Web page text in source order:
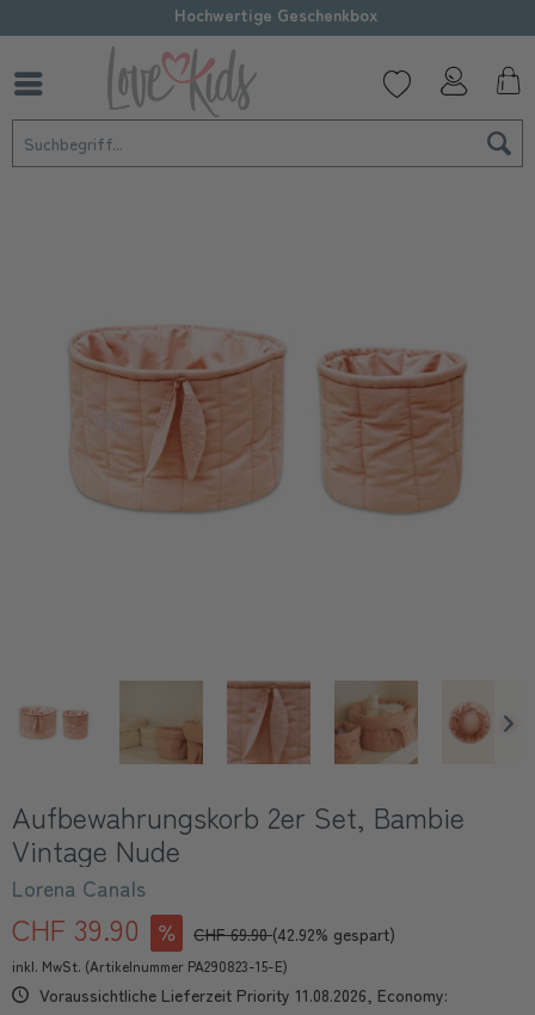
Hochwertige Geschenkbox
Aufbewahrungskorb 2er Set, Bambie
Vintage Nude
Lorena Canals
CHF 39.90 CHF 69.90(42.92% gespart)
inkl. MwSt. (Artikelnummer PA290823-15-E)
Voraussichtliche Lieferzeit Priority 11.08.2026, Economy: